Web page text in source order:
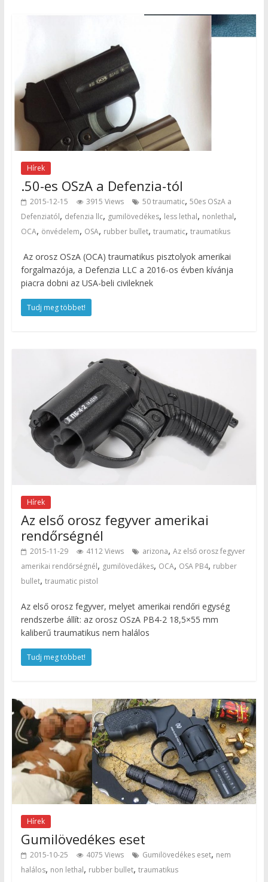
Hírek
.50-es OSzA a Defenzia-tól
2015-12-15 3915 Views 50 traumatic, 50es OSzA a
Defenziatól, defenzia llc, gumilövedékes, less lethal, nonlethal,
OCA, önvédelem, OSA, rubber bullet, traumatic, traumatikus
Az orosz OSzA (OCA) traumatikus pisztolyok amerikai
forgalmazója, a Defenzia LLC a 2016-os évben kívánja
piacra dobni az USA-beli civileknek
Tudj meg többet!
Hírek
Az első orosz fegyver amerikai
rendőrségnél
2015-11-29 4112 Views arizona, Az első orosz fegyver
amerikai rendőrségnél, gumilövedákes, OCA, OSA PB4, rubber
bullet, traumatic pistol
Az első orosz fegyver, melyet amerikai rendőri egység
rendszerbe állít: az orosz OSzA PB4-2 18,5×55 mm
kaliberű traumatikus nem halálos
Tudj meg többet!
Hírek
Gumilövedékes eset
2015-10-25 4075 Views Gumilövedékes eset, nem
halálos, non lethal, rubber bullet, traumatikus